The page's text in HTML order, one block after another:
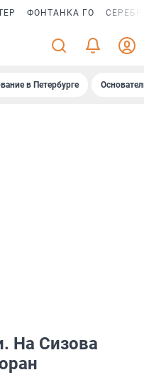
ФОНТАНКА ГО
в Петербурге
На Сизова